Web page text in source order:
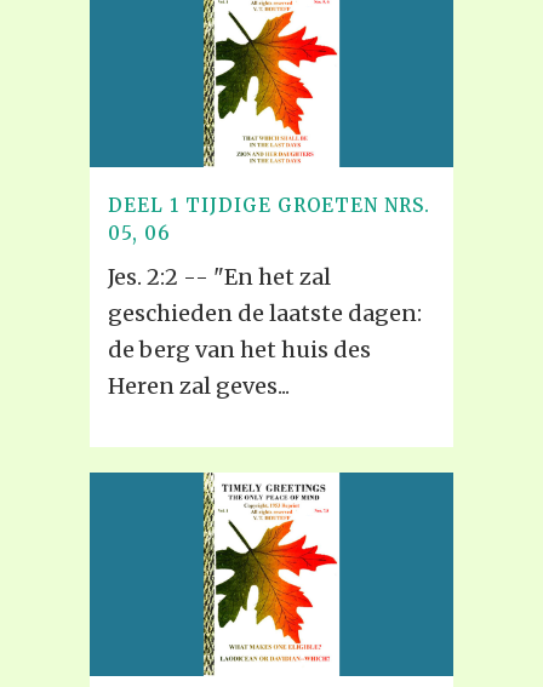
DEEL 1 TIJDIGE GROETEN NRS.
05, 06
Jes. 2:2 -- "En het zal
geschieden de laatste dagen:
de berg van het huis des
Heren zal geves...